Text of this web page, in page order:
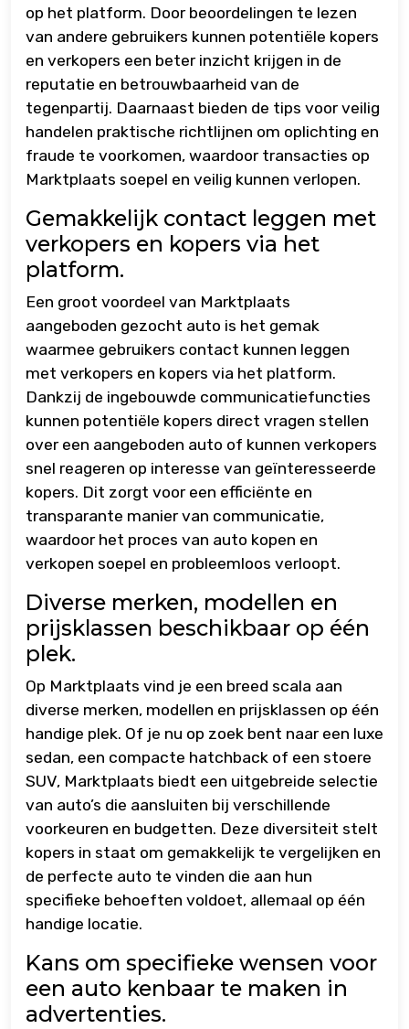
op het platform. Door beoordelingen te lezen
van andere gebruikers kunnen potentiële kopers
en verkopers een beter inzicht krijgen in de
reputatie en betrouwbaarheid van de
tegenpartij. Daarnaast bieden de tips voor veilig
handelen praktische richtlijnen om oplichting en
fraude te voorkomen, waardoor transacties op
Marktplaats soepel en veilig kunnen verlopen.
Gemakkelijk contact leggen met
verkopers en kopers via het
platform.
Een groot voordeel van Marktplaats
aangeboden gezocht auto is het gemak
waarmee gebruikers contact kunnen leggen
met verkopers en kopers via het platform.
Dankzij de ingebouwde communicatiefuncties
kunnen potentiële kopers direct vragen stellen
over een aangeboden auto of kunnen verkopers
snel reageren op interesse van geïnteresseerde
kopers. Dit zorgt voor een efficiënte en
transparante manier van communicatie,
waardoor het proces van auto kopen en
verkopen soepel en probleemloos verloopt.
Diverse merken, modellen en
prijsklassen beschikbaar op één
plek.
Op Marktplaats vind je een breed scala aan
diverse merken, modellen en prijsklassen op één
handige plek. Of je nu op zoek bent naar een luxe
sedan, een compacte hatchback of een stoere
SUV, Marktplaats biedt een uitgebreide selectie
van auto’s die aansluiten bij verschillende
voorkeuren en budgetten. Deze diversiteit stelt
kopers in staat om gemakkelijk te vergelijken en
de perfecte auto te vinden die aan hun
specifieke behoeften voldoet, allemaal op één
handige locatie.
Kans om specifieke wensen voor
een auto kenbaar te maken in
advertenties.